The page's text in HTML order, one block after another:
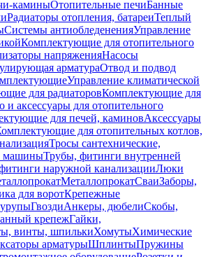
каминыОтопительные печиБанные
Радиаторы отопления, батареиТеплый
Системы антиобледененияУправление
Комплектующие для отопительного
напряженияНасосы
арматураОтвод и подвод
Управление климатической
для радиаторовКомплектующие для
и аксессуары для отопительного
для печей, каминовАксессуары
для отопительных котлов,
Тросы сантехнические,
машиныТрубы, фитинги внутренней
наружной канализацииЛюки
МеталлопрокатСваиЗаборы,
для воротКрепежные
ГвоздиАнкеры, дюбелиСкобы,
крепежГайки,
винты, шпилькиХомутыХимические
арматурыШплинтыПружины